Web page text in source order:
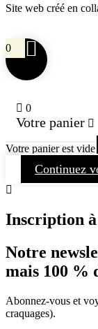
Site web créé en
0
0
Votre panier
Votre panier est vide
Continuez
Inscription
Notre
mais 100 %
Abonnez-vous et
craquages).